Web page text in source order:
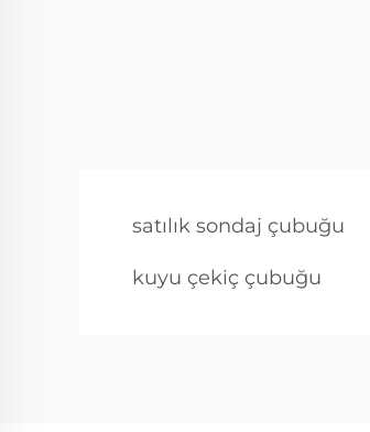
satılık sondaj çubuğu
kuyu çekiç çubuğu